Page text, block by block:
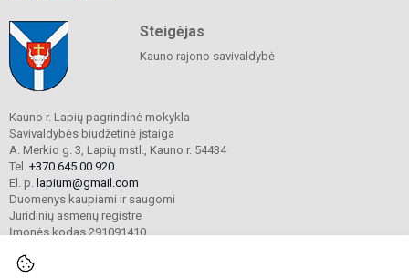
Steigėjas
Kauno rajono savivaldybė
Kauno r. Lapių pagrindinė mokykla
Savivaldybės biudžetinė įstaiga
A. Merkio g. 3, Lapių mstl., Kauno r. 54434
Tel. +370 645 00 920
El. p. lapium@gmail.com
Duomenys kaupiami ir saugomi
Juridinių asmenų registre
Įmonės kodas 291091410